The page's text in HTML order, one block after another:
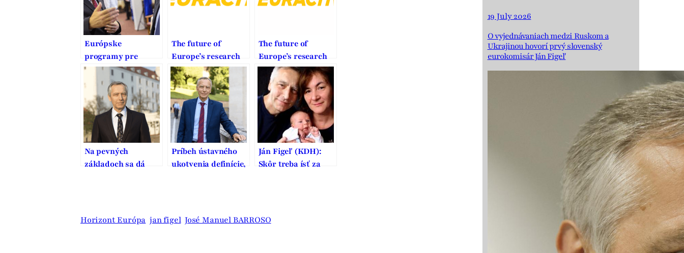
Európske
programy pre
výskum a inovácie
na začiatku novej
éry
The future of
Europe’s research
and innovation
programmes on the
cusp of a new era
The future of
Europe’s research
and innovation
programmes on the
cusp of a new era
Na pevných
základoch sa dá
Príbeh ústavného
ukotvenia definície,
Ján Figeľ (KDH):
Skôr treba ísť za
Horizont Európa jan figel José Manuel BARROSO
19 July 2026
O vyjednávaniach medzi Ruskom a
Ukrajinou hovorí prvý slovenský
eurokomisár Ján Figeľ